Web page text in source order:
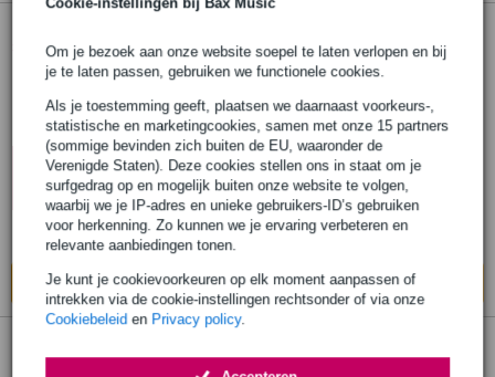
Om je bezoek aan onze website soepel te laten verlopen en bij
je te laten passen, gebruiken we functionele cookies.
Als je toestemming geeft, plaatsen we daarnaast voorkeurs-,
statistische en marketingcookies, samen met onze 15 partners
(sommige bevinden zich buiten de EU, waaronder de
Verenigde Staten). Deze cookies stellen ons in staat om je
surfgedrag op en mogelijk buiten onze website te volgen,
waarbij we je IP-adres en unieke gebruikers-ID’s gebruiken
voor herkenning. Zo kunnen we je ervaring verbeteren en
relevante aanbiedingen tonen.
Je kunt je cookievoorkeuren op elk moment aanpassen of
intrekken via de cookie-instellingen rechtsonder of via onze
Cookiebeleid en Privacy policy.
10% EXTRA
KORTING MET
CODE: EXTRA10
(B-Stock) Gibraltar Hardware 9608RW2T
Double Braced Super Foot drumkruk
Adviesprijs € 301,- € 238,-
Op voorraad
Ook in1 winkel op voorraad
In mijn winkelwagen
Gibraltar Hardware 9608MW2T Double